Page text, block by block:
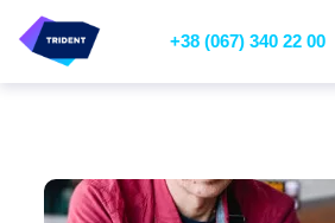
+38 (067) 340 22 00